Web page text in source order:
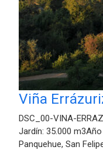
Viña
DSC_00-VINA-
Jardín: 35.000
Panquehue, San